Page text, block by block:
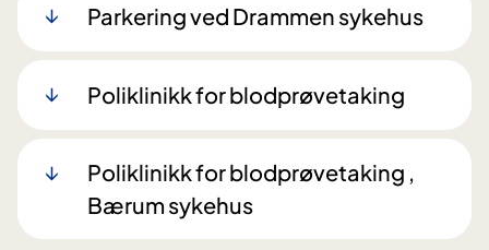
Parkering ved Drammen sykehus
Poliklinikk for blodprøvetaking
Poliklinikk for blodprøvetaking ,
Bærum sykehus